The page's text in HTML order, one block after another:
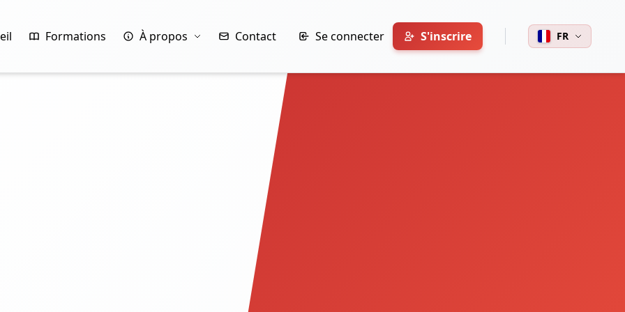
Formations À propos Contact Se connecter S'inscrire FR